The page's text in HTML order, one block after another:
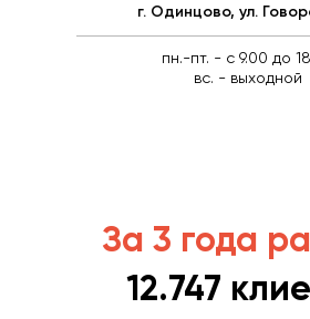
г. Одинцово, ул.
пн.-пт. - c 9.00 до
вс. - выходной
За 3 года
12.747